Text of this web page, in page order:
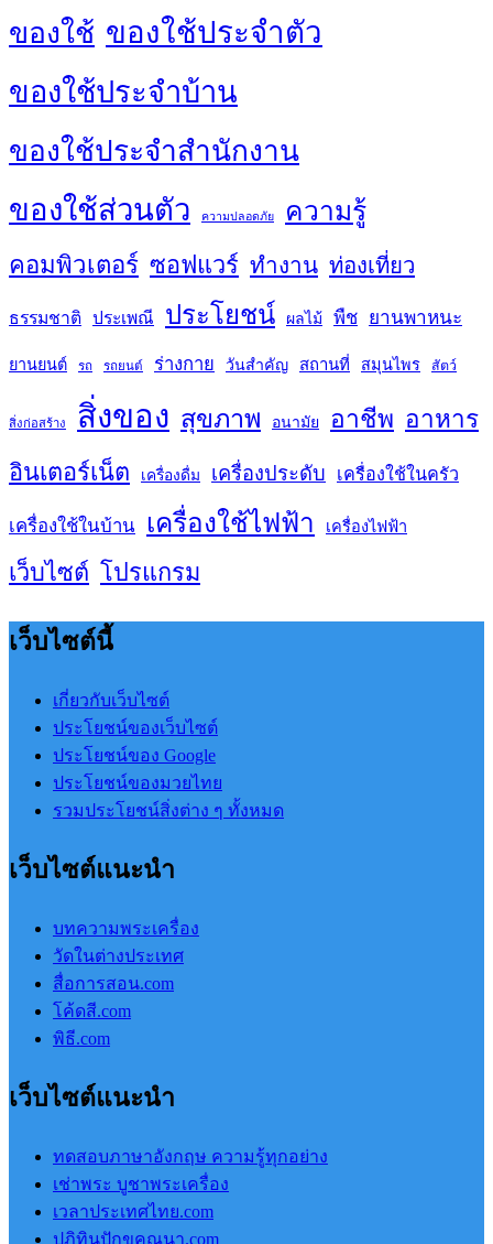
ของใช้ ของใช้ประจำตัว
ของใช้ประจำบ้าน
ของใช้ประจำสำนักงาน
ของใช้ส่วนตัว ความปลอดภัย ความรู้
คอมพิวเตอร์ ซอฟแวร์ ทำงาน ท่องเที่ยว
ธรรมชาติ ประเพณี ประโยชน์ ผลไม้ พืช ยานพาหนะ
ยานยนต์ รถ รถยนต์ ร่างกาย วันสำคัญ สถานที่ สมุนไพร สัตว์
สิ่งก่อสร้าง สิ่งของ สุขภาพ อนามัย อาชีพ อาหาร
อินเตอร์เน็ต เครื่องดื่ม เครื่องประดับ เครื่องใช้ในครัว
เครื่องใช้ในบ้าน เครื่องใช้ไฟฟ้า เครื่องไฟฟ้า
เว็บไซต์ โปรแกรม
เว็บไซต์นี้
เกี่ยวกับเว็บไซต์
ประโยชน์ของเว็บไซต์
ประโยชน์ของ Google
ประโยชน์ของมวยไทย
รวมประโยชน์สิ่งต่าง ๆ ทั้งหมด
เว็บไซต์แนะนำ
บทความพระเครื่อง
วัดในต่างประเทศ
สื่อการสอน.com
โค้ดสี.com
พิธี.com
เว็บไซต์แนะนำ
ทดสอบภาษาอังกฤษ ความรู้ทุกอย่าง
เช่าพระ บูชาพระเครื่อง
เวลาประเทศไทย.com
ปฏิทินปักขคณนา.com